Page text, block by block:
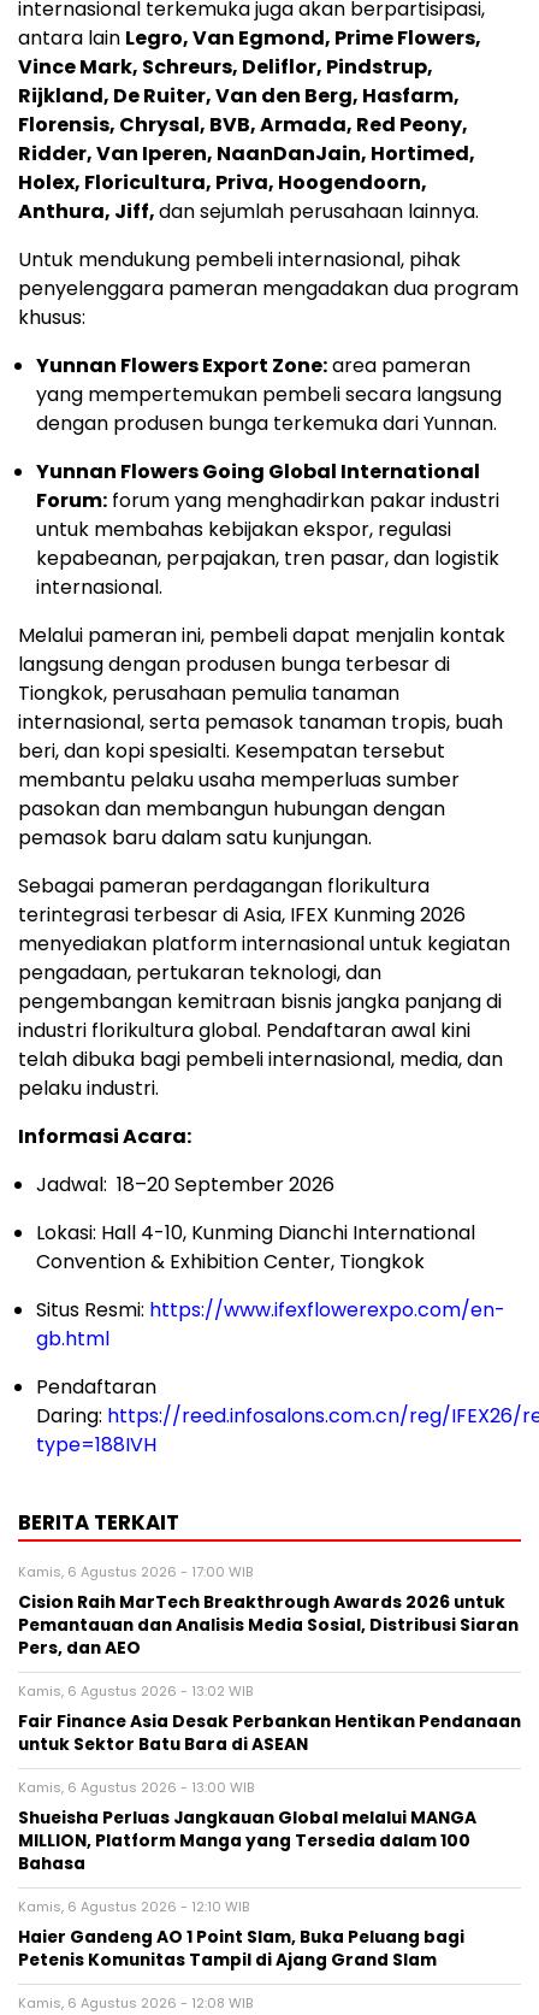
internasional terkemuka juga akan berpartisipasi,
antara lain Legro, Van Egmond, Prime Flowers,
Vince Mark, Schreurs, Deliflor, Pindstrup,
Rijkland, De Ruiter, Van den Berg, Hasfarm,
Florensis, Chrysal, BVB, Armada, Red Peony,
Ridder, Van Iperen, NaanDanJain, Hortimed,
Holex, Floricultura, Priva, Hoogendoorn,
Anthura, Jiff,dan sejumlah perusahaan lainnya.
Untuk mendukung pembeli internasional, pihak
penyelenggara pameran mengadakan dua program
khusus:
Yunnan Flowers Export Zone:area pameran
yang mempertemukan pembeli secara langsung
dengan produsen bunga terkemuka dari Yunnan.
Yunnan Flowers Going Global International
Forum: forum yang menghadirkan pakar industri
untuk membahas kebijakan ekspor, regulasi
kepabeanan, perpajakan, tren pasar, dan logistik
internasional.
Melalui pameran ini, pembeli dapat menjalin kontak
langsung dengan produsen bunga terbesar di
Tiongkok, perusahaan pemulia tanaman
internasional, serta pemasok tanaman tropis, buah
beri, dan kopi spesialti. Kesempatan tersebut
membantu pelaku usaha memperluas sumber
pasokan dan membangun hubungan dengan
pemasok baru dalam satu kunjungan.
Sebagai pameran perdagangan florikultura
terintegrasi terbesar di Asia, IFEX Kunming 2026
menyediakan platform internasional untuk kegiatan
pengadaan, pertukaran teknologi, dan
pengembangan kemitraan bisnis jangka panjang di
industri florikultura global. Pendaftaran awal kini
telah dibuka bagi pembeli internasional, media, dan
pelaku industri.
Informasi Acara:
Jadwal: 18–20 September 2026
Lokasi: Hall 4-10, Kunming Dianchi International
Convention & Exhibition Center, Tiongkok
Situs Resmi: https://www.ifexflowerexpo.com/en-
gb.html
Pendaftaran
Daring: https://reed.infosalons.com.cn/reg/IFEX26/
type=188IVH
BERITA TERKAIT
Kamis, 6 Agustus 2026 - 17:00 WIB
Cision Raih MarTech Breakthrough Awards 2026 untuk
Pemantauan dan Analisis Media Sosial, Distribusi Siaran
Pers, dan AEO
Kamis, 6 Agustus 2026 - 13:02 WIB
Fair Finance Asia Desak Perbankan Hentikan Pendanaan
untuk Sektor Batu Bara di ASEAN
Kamis, 6 Agustus 2026 - 13:00 WIB
Shueisha Perluas Jangkauan Global melalui MANGA
MILLION, Platform Manga yang Tersedia dalam 100
Bahasa
Kamis, 6 Agustus 2026 - 12:10 WIB
Haier Gandeng AO 1 Point Slam, Buka Peluang bagi
Petenis Komunitas Tampil di Ajang Grand Slam
Kamis, 6 Agustus 2026 - 12:08 WIB